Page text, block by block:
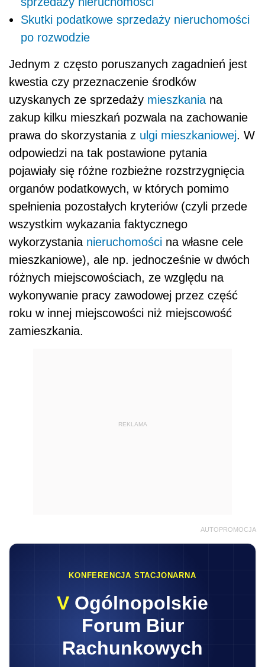
Skutki podatkowe sprzedaży nieruchomości
po rozwodzie
Jednym z często poruszanych zagadnień jest
kwestia czy przeznaczenie środków
uzyskanych ze sprzedaży mieszkaniana
zakup kilku mieszkań pozwala na zachowanie
prawa do skorzystania z ulgi mieszkaniowej. W
odpowiedzi na tak postawione pytania
pojawiały się różne rozbieżne rozstrzygnięcia
organów podatkowych, w których pomimo
spełnienia pozostałych kryteriów (czyli przede
wszystkim wykazania faktycznego
wykorzystania nieruchomości na własne cele
mieszkaniowe), ale np. jednocześnie w dwóch
różnych miejscowościach, ze względu na
wykonywanie pracy zawodowej przez część
roku w innej miejscowości niż miejscowość
zamieszkania.
REKLAMA
AUTOPROMOCJA
KONFERENCJA STACJONARNA
V Ogólnopolskie
Forum Biur
Rachunkowych